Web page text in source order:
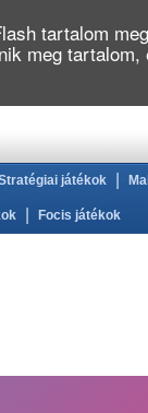
játékok
Focis játékok
tartalom
meg